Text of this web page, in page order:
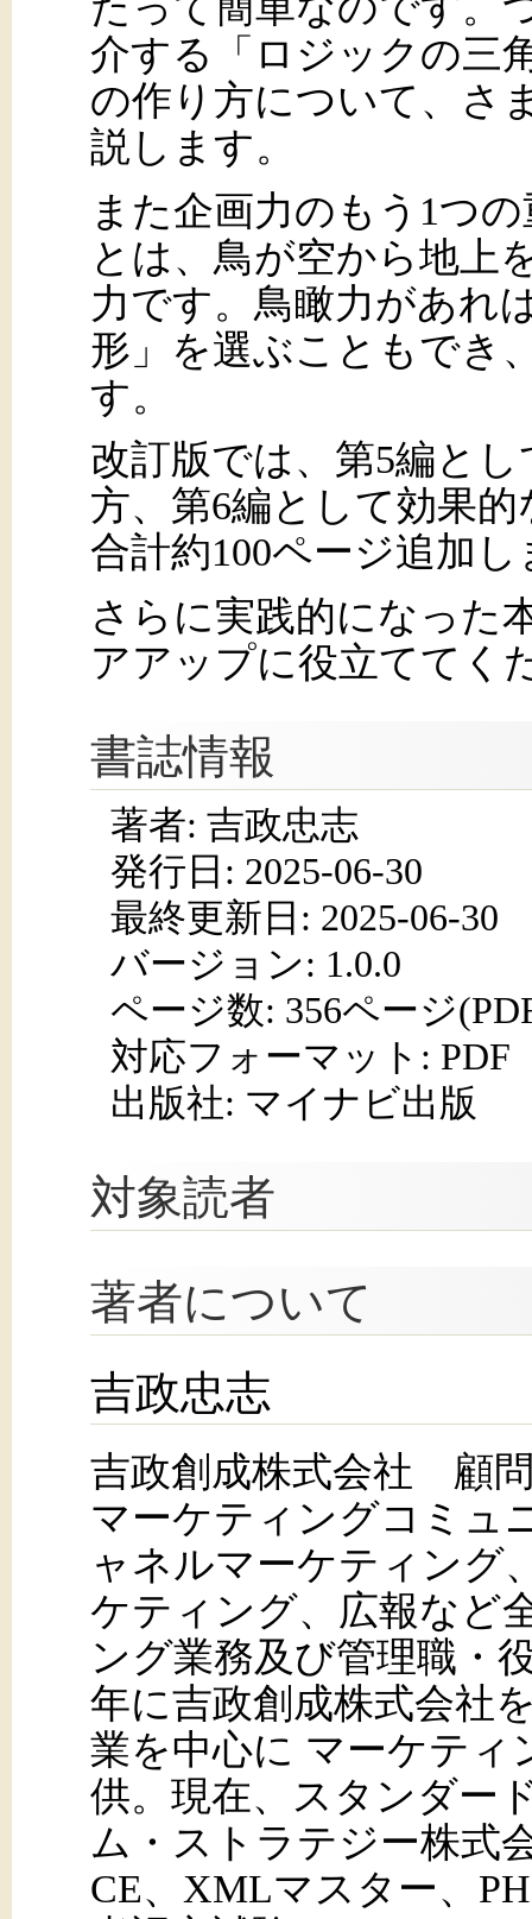
介する「ロジックの三
の作り方について、さ
説します。
また企画力のもう1つ
とは、鳥が空から地上
力です。鳥瞰力があれ
形」を選ぶこともでき
す。
改訂版では、第5編と
方、第6編として効果
合計約100ページ追加
さらに実践的になった
アアップに役立ててく
書誌情報
著者: 吉政忠志
発行日: 2025-06-30
最終更新日: 2025-06-30
バージョン: 1.0.0
ページ数: 356ページ
対応フォーマット: PDF
出版社: マイナビ出版
対象読者
著者について
吉政忠志
吉政創成株式会社 顧
マーケティングコミュ
ャネルマーケティング
ケティング、広報など
ング業務及び管理職・
年に吉政創成株式会社
業を中心に マーケティ
供。現在、スタンダー
ム・ストラテジー株式
CE、XMLマスター、